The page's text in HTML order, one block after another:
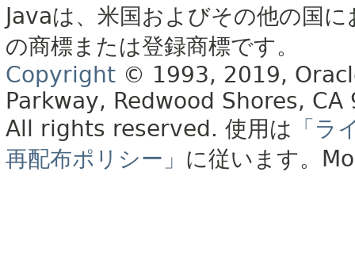
Javaは、米国およびその他の国
の商標または登録商標です。
Copyright © 1993, 2019,
Parkway, Redwood Shores, CA
All rights reserved. 使用は 「ラ
再配布ポリシー」 に従います。